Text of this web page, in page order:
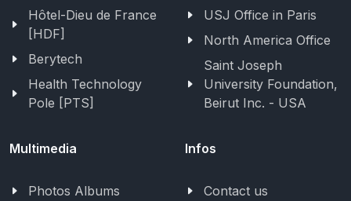
Hôtel-Dieu de France
[HDF]
Berytech
Health Technology
Pole [PTS]
USJ Office in Paris
North America Office
Saint Joseph
University Foundation,
Beirut Inc. - USA
Multimedia
Photos Albums
Infos
Contact us